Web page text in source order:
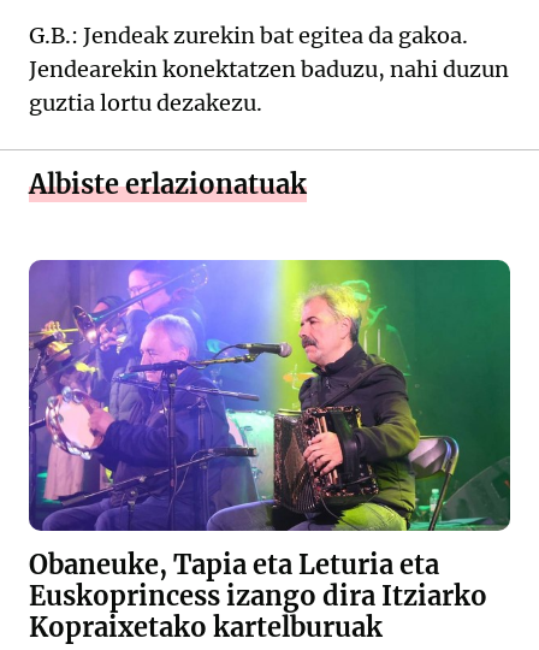
G.B.: Jendeak zurekin bat egitea da gakoa.
Jendearekin konektatzen baduzu, nahi duzun
guztia lortu dezakezu.
Albiste erlazionatuak
Obaneuke, Tapia eta Leturia eta
Euskoprincess izango dira Itziarko
Kopraixetako kartelburuak